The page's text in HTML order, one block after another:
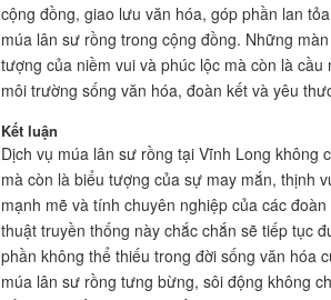
cộng đồng, giao lưu văn hóa, góp phần lan
múa lân sư rồng trong cộng đồng. Những
tượng của niềm vui và phúc lộc mà còn là
môi trường sống văn hóa, đoàn kết và yêu
Kết luận
Dịch vụ múa lân sư rồng tại Vĩnh Long không
mà còn là biểu tượng của sự may mắn, thịnh
mạnh mẽ và tính chuyên nghiệp của các
thuật truyền thống này chắc chắn sẽ tiếp tục
phần không thể thiếu trong đời sống văn hóa
múa lân sư rồng tưng bừng, sôi động không